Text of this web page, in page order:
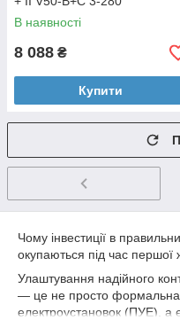
В наявності
8 088 ₴
Купити
Чому інвестиції в
окупаються під час першої
Улаштування надійного
— це не просто формальна
електроустановок (ПУЕ), а